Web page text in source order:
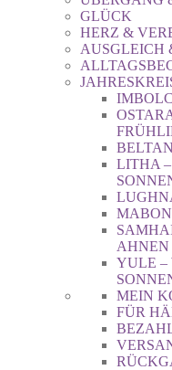
GLÜCK
HERZ &
AUSGLEICH
LITHA
AHNEN
YULE –
MEIN
FÜR